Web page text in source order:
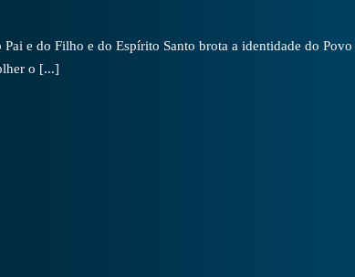
e do Filho e do Espírito Santo brota a identidade do Povo
o [...]